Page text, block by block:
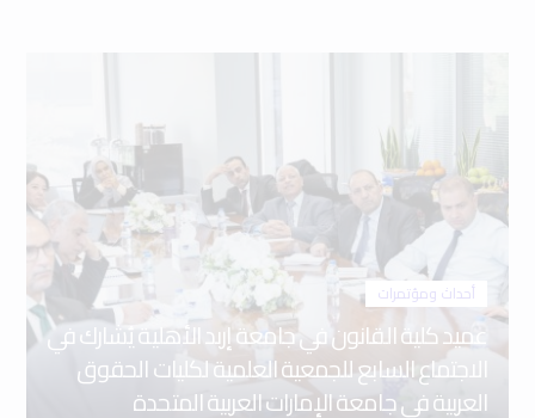
أحداث ومؤتمرات
عميد كلية القانون في جامعة إربد الأهلية يُشارك في
الاجتماع السابع للجمعية العلمية لكليات الحقوق
العربية في جامعة الإمارات العربية المتحدة